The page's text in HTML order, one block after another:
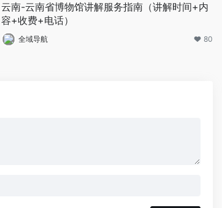
云南-云南省博物馆讲解服务指南（讲解时间+内
容+收费+电话）
全域导航 80